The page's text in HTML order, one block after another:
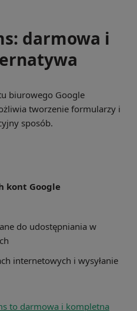
darmowa i
biurowego Google
tworzenie formularzy i
sposób.
kont Google
do udostępniania w
internetowych i wysyłanie
to darmowa i kompletna